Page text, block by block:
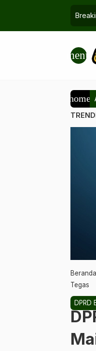
menu
home
Beranda
Tegas
DPRD